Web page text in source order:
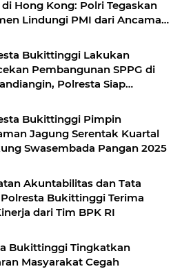
di Hong Kong: Polri Tegaskan
Lindungi PMI dari Ancaman
Bukittinggi Lakukan
Pembangunan SPPG di
Polresta Siap
Bukittinggi Pimpin
Jagung Serentak Kuartal
Swasembada Pangan 2025
Akuntabilitas dan Tata
Bukittinggi Terima
dari Tim BPK RI
Bukittinggi Tingkatkan
Masyarakat Cegah